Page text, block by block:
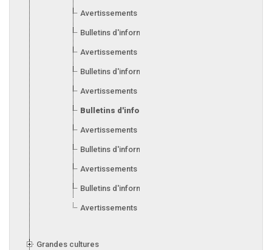
Avertissements 2009
Bulletins d'information 2009
Avertissements 2008
Bulletins d'information 2008
Avertissements 2007
Bulletins d'information 2007
Avertissements 2006
Bulletins d'information 2006
Avertissements 2005
Bulletins d'information 2005
Avertissements 2004
Grandes cultures